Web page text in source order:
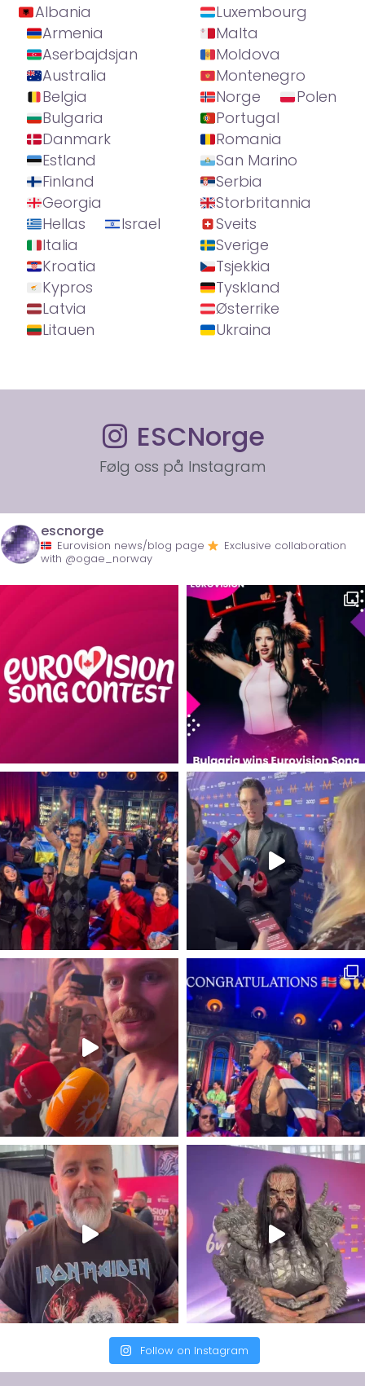
Albania
Armenia
Aserbajdsjan
Australia
Belgia
Bulgaria
Danmark
Estland
Finland
Georgia
Hellas
Israel
Italia
Kroatia
Kypros
Latvia
Litauen
Luxembourg
Malta
Moldova
Montenegro
Norge
Polen
Portugal
Romania
San Marino
Serbia
Storbritannia
Sveits
Sverige
Tsjekkia
Tyskland
Østerrike
Ukraina
ESCNorge
Følg oss på Instagram
escnorge
Eurovision news/blog page
Exclusive collaboration
with @ogae_norway
Follow on Instagram